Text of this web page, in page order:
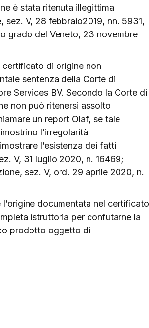
è stata ritenuta illegittima
sez. V, 28 febbraio2019, nn. 5931,
grado del Veneto, 23 novembre
certificato di origine non
sentenza della Corte di
Services BV. Secondo la Corte di
non può ritenersi assolto
un report Olaf, se tale
l’irregolarità
l’esistenza dei fatti
V, 31 luglio 2020, n. 16469;
sez. V, ord. 29 aprile 2020, n.
documentata nel certificato
istruttoria per confutarne la
prodotto oggetto di